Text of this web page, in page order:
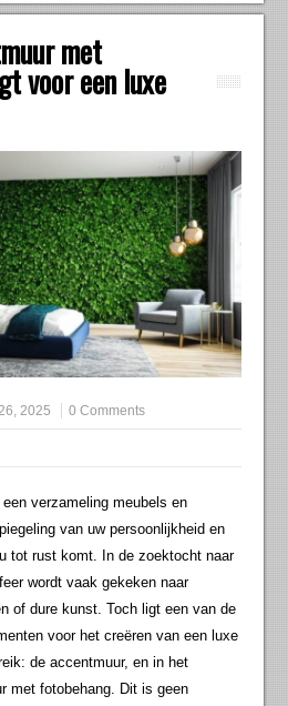
met
voor een luxe
2025 0 Comments
verzameling meubels en
van uw persoonlijkheid en
tot rust komt. In de zoektocht naar
wordt vaak gekeken naar
of dure kunst. Toch ligt een van de
voor het creëren van een luxe
de accentmuur, en in het
met fotobehang. Dit is geen